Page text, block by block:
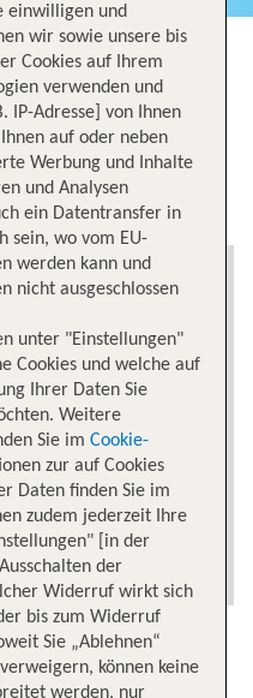
Hamburg
Hamburg
einwilligen und
wir sowie unsere bis
Cookies auf Ihrem
verwenden und
IP-Adresse] von Ihnen
auf oder neben
Werbung und Inhalte
und Analysen
ein Datentransfer in
sein, wo vom EU-
werden kann und
nicht ausgeschlossen
unter "Einstellungen"
Cookies und welche auf
Ihrer Daten Sie
Weitere
Sie im Cookie-
zur auf Cookies
Daten finden Sie im
zudem jederzeit Ihre
[in der
der
Widerruf wirkt sich
bis zum Widerruf
Sie „Ablehnen“
können keine
werden, nur